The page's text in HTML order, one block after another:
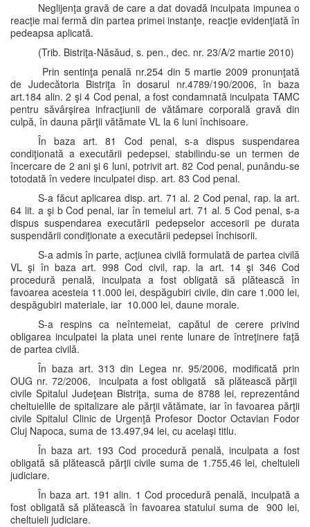
Neglijenţa gravă de care a dat dovadă inculpata impunea o
reacţie mai fermă din partea primei instanţe, reacţie evidenţiată în
pedeapsa aplicată.
(Trib. Bistriţa-Năsăud, s. pen., dec. nr. 23/A/2 martie 2010)
Prin sentinţa penală nr.254 din 5 martie 2009 pronunţată
de Judecătoria Bistriţa în dosarul nr.4789/190/2006, în baza
art.184 alin. 2 şi 4 Cod penal, a fost condamnată inculpata TAMC
pentru săvârşirea infracţiunii de vătămare corporală gravă din
culpă, în dauna părţii vătămate VL la 6 luni închisoare.
În baza art. 81 Cod penal, s-a dispus suspendarea
condiţionată a executării pedepsei, stabilindu-se un termen de
încercare de 2 ani şi 6 luni, potrivit art. 82 Cod penal, punându-se
totodată în vedere inculpatei disp. art. 83 Cod penal.
S-a făcut aplicarea disp. art. 71 al. 2 Cod penal, rap. la art.
64 lit. a şi b Cod penal, iar în temeiul art. 71 al. 5 Cod penal, s-a
dispus suspendarea executării pedepselor accesorii pe durata
suspendării condiţionate a executării pedepsei închisorii.
S-a admis în parte, acţiunea civilă formulată de partea civilă
VL şi în baza art. 998 Cod civil, rap. la art. 14 şi 346 Cod
procedură penală, inculpata a fost obligată să plătească în
favoarea acesteia 11.000 lei, despăgubiri civile, din care 1.000 lei,
despăgubiri materiale, iar 10.000 lei, daune morale.
S-a respins ca neîntemeiat, capătul de cerere privind
obligarea inculpatei la plata unei rente lunare de întreţinere faţă
de partea civilă.
În baza art. 313 din Legea nr. 95/2006, modificată prin
OUG nr. 72/2006, inculpata a fost obligată să plătească părţii
civile Spitalul Judeţean Bistriţa, suma de 8788 lei, reprezentând
cheltuielile de spitalizare ale părţii vătămate, iar în favoarea părţii
civile Spitalul Clinic de Urgenţă Profesor Doctor Octavian Fodor
Cluj Napoca, suma de 13.497,94 lei, cu acelaşi titlu.
În baza art. 193 Cod procedură penală, inculpata a fost
obligată să plătească părţii civile suma de 1.755,46 lei, cheltuieli
judiciare.
În baza art. 191 alin. 1 Cod procedură penală, inculpată a
fost obligată să plătească în favoarea statului suma de 900 lei,
cheltuieli judiciare.